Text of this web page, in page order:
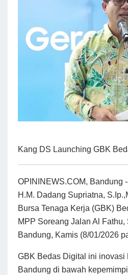
Kang DS Launching GBK
OPININEWS.COM, Bandung
H.M. Dadang Supriatna,
Bursa Tenaga Kerja (GBK)
MPP Soreang Jalan Al
Bandung, Kamis (8/01/2026
GBK Bedas Digital ini inovasi
Bandung di bawah